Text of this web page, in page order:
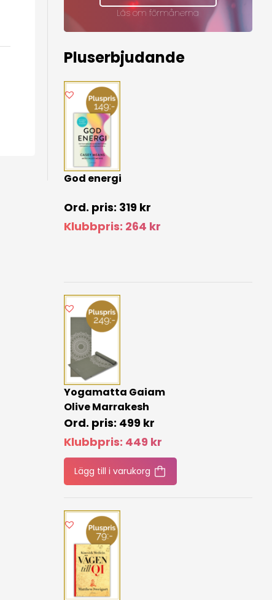
Läs om förmånerna
Pluserbjudande
God energi
319 kr
Klubbpris: 264 kr
Yogamatta Gaiam
Olive Marrakesh
499 kr
Klubbpris: 449 kr
Lägg till i varukorg